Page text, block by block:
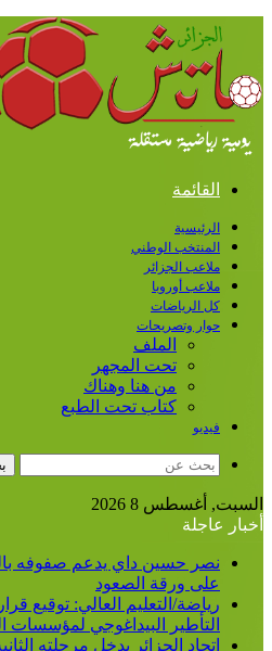
القائمة
الرئيسية
المنتخب الوطني
ملاعب الجزائر
ملاعب أوروبا
كل الرياضات
حوار وتصريحات
الملف
تحت المجهر
من هنا وهناك
كتاب تحت الطبع
فيديو
السبت, أغسطس 8 2026
أخبار عاجلة
نصر حسين داي يدعم صفوفه
على ورقة الصعود
رياضة/التعليم العالي: توقيع
التأطير البيداغوجي لمؤسسات
اتحاد الجزائر يدخل مرحلته